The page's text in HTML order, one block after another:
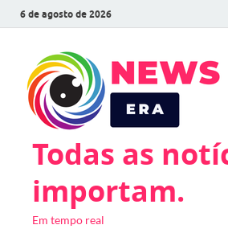
6 de agosto de 2026
Todas as
importam.
Em tempo real